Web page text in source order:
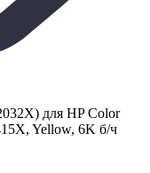
для HP Color
Yellow, 6K б/ч